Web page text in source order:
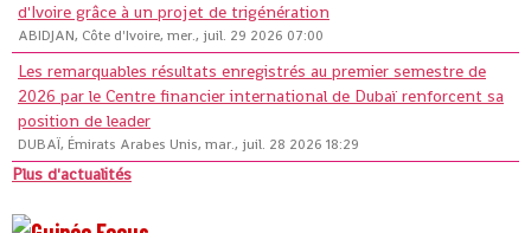
d'Ivoire grâce à un projet de trigénération
ABIDJAN, Côte d'Ivoire, mer., juil. 29 2026 07:00
Les remarquables résultats enregistrés au premier semestre de
2026 par le Centre financier international de Dubaï renforcent sa
position de leader
DUBAÏ, Émirats Arabes Unis, mar., juil. 28 2026 18:29
Plus d'actualités